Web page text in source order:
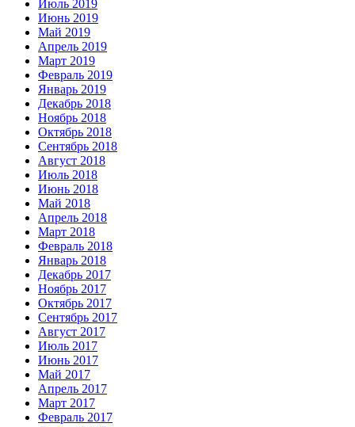
Июль 2019
Июнь 2019
Май 2019
Апрель 2019
Март 2019
Февраль 2019
Январь 2019
Декабрь 2018
Ноябрь 2018
Октябрь 2018
Сентябрь 2018
Август 2018
Июль 2018
Июнь 2018
Май 2018
Апрель 2018
Март 2018
Февраль 2018
Январь 2018
Декабрь 2017
Ноябрь 2017
Октябрь 2017
Сентябрь 2017
Август 2017
Июль 2017
Июнь 2017
Май 2017
Апрель 2017
Март 2017
Февраль 2017